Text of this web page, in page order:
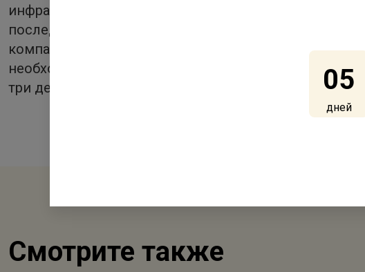
инфраструктуры в новостройках является
последней очередью проекта – это уже
компании Ленстройтрест это часть философии
необходимым для достойной жизни. Этот год
три детских сада.
Смотрите также
05
дней